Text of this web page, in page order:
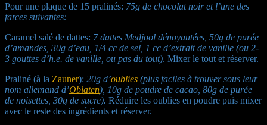
Pour une plaque de 15 pralinés: 75g de chocolat noir et l’une des
farces suivantes:
Caramel salé de dattes: 7 dattes Medjool dénoyautées, 50g de purée
d’amandes, 30g d’eau, 1/4 cc de sel, 1 cc d’extrait de vanille (ou 2-
3 gouttes d’h.e. de vanille, ou pas du tout). Mixer le tout et réserver.
Praliné (à la Zauner): 20g d’oublies (plus faciles à trouver sous leur
nom allemand d’Oblaten), 10g de poudre de cacao, 80g de purée
de noisettes, 30g de sucre). Réduire les oublies en poudre puis mixer
avec le reste des ingrédients et réserver.